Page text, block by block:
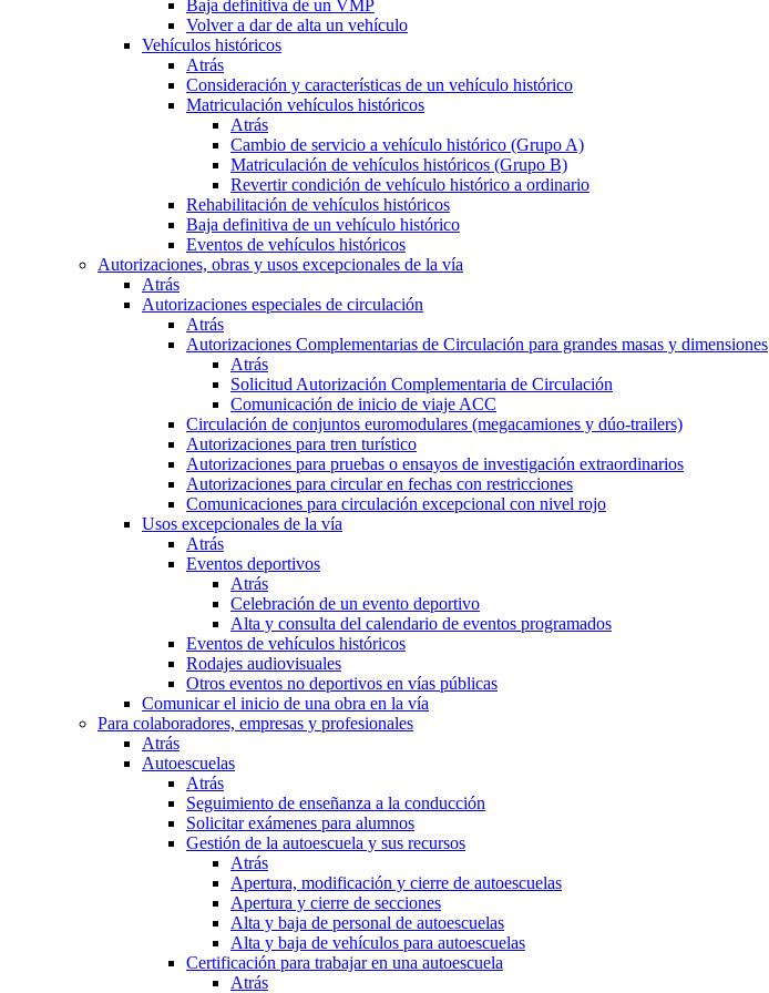
Baja definitiva de un VMP
Volver a dar de alta un vehículo
Vehículos históricos
Atrás
Consideración y características de un vehículo histórico
Matriculación vehículos históricos
Atrás
Cambio de servicio a vehículo histórico (Grupo A)
Matriculación de vehículos históricos (Grupo B)
Revertir condición de vehículo histórico a ordinario
Rehabilitación de vehículos históricos
Baja definitiva de un vehículo histórico
Eventos de vehículos históricos
Autorizaciones, obras y usos excepcionales de la vía
Atrás
Autorizaciones especiales de circulación
Atrás
Autorizaciones Complementarias de Circulación para grandes masas y dimensiones
Atrás
Solicitud Autorización Complementaria de Circulación
Comunicación de inicio de viaje ACC
Circulación de conjuntos euromodulares (megacamiones y dúo-trailers)
Autorizaciones para tren turístico
Autorizaciones para pruebas o ensayos de investigación extraordinarios
Autorizaciones para circular en fechas con restricciones
Comunicaciones para circulación excepcional con nivel rojo
Usos excepcionales de la vía
Atrás
Eventos deportivos
Atrás
Celebración de un evento deportivo
Alta y consulta del calendario de eventos programados
Eventos de vehículos históricos
Rodajes audiovisuales
Otros eventos no deportivos en vías públicas
Comunicar el inicio de una obra en la vía
Para colaboradores, empresas y profesionales
Atrás
Autoescuelas
Atrás
Seguimiento de enseñanza a la conducción
Solicitar exámenes para alumnos
Gestión de la autoescuela y sus recursos
Atrás
Apertura, modificación y cierre de autoescuelas
Apertura y cierre de secciones
Alta y baja de personal de autoescuelas
Alta y baja de vehículos para autoescuelas
Certificación para trabajar en una autoescuela
Atrás